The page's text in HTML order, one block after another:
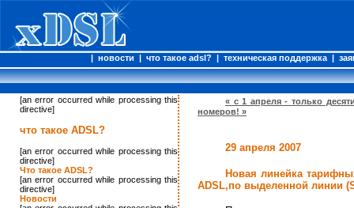
| новости | что такое adsl? | техническая поддержка |
[an error occurred while processing this
directive]
что такое ADSL?
[an error occurred while processing this
directive]
Что такое ADSL?
[an error occurred while processing this
directive]
Новости
« c 1 апреля - только
номеров! »
29 апреля 2007
Новая линейка
ADSL,по выделенной линии